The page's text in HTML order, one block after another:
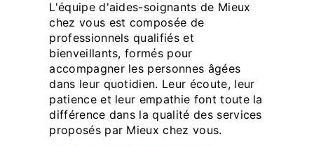
L'équipe d'aides-soignants de Mieux
chez vous est composée de
professionnels qualifiés et
bienveillants, formés pour
accompagner les personnes âgées
dans leur quotidien. Leur écoute, leur
patience et leur empathie font toute la
différence dans la qualité des services
proposés par Mieux chez vous.